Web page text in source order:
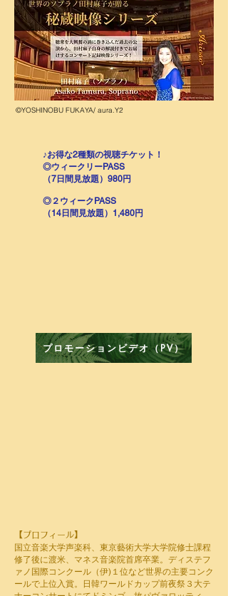
©YOSHINOBU FUKAYA/ aura.Y2
♪お得な2種類の視聴チケット！
◎ウィークリーPASS
（7日間見放題）980円
◎２ウィークPASS
（14日間見放題）1,480円
プロモーションビデオ（PV）
【プロフィール】
国立音楽大学声楽科、東京藝術大学大学院修士課程
修了後に渡米、マネス音楽院首席卒業。ディステフ
ァノ国際コンクール（伊)１位など世界の主要コンク
ールで上位入賞。日韓ワールドカップ前夜祭３大テ